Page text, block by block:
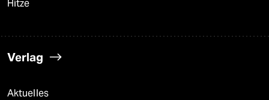
Hitze
Verlag
Aktuelles